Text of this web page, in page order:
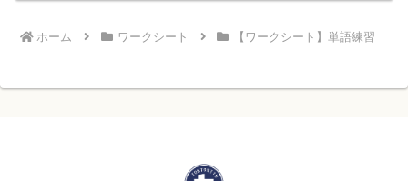
ホーム ワークシート 【ワークシート】単語練習